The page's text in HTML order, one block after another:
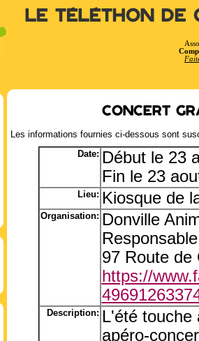
Le Téléthon de
Concert
Les informations fournies ci-dessous sont
Date: Début le 23
Fin le 23
Lieu: Kiosque de
Organisation: Donville
97 Route de
https://
Description: L'été touche
apéro-